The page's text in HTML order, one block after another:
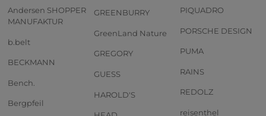
Andersen SHOPPER
MANUFAKTUR
b.belt
BECKMANN
Bench.
Bergpfeil
GREENBURRY
GreenLand Nature
GREGORY
GUESS
HAROLD'S
PIQUADRO
PORSCHE DESIGN
PUMA
RAINS
REDOLZ
reisenthel